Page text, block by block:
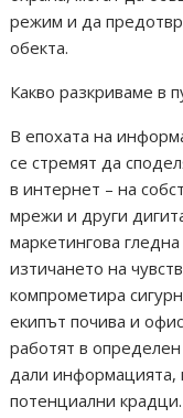
режим и да
обекта.
Какво разкриваме в
В епохата на
се стремят да
в интернет – на
мрежи и други
маркетингова
изтичането на
компрометира
екипът почива и
работят в
дали информацията,
потенциални крадци.